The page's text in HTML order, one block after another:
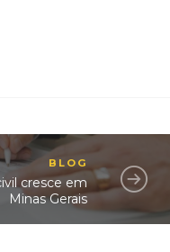
BLOG
cresce em
Minas Gerais